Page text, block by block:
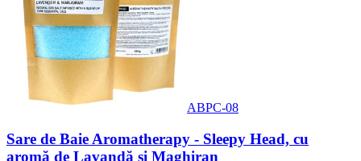
ABPC-08
Sare de Baie Aromatherapy - Sleepy Head, cu
aromă de Lavandă și Maghiran